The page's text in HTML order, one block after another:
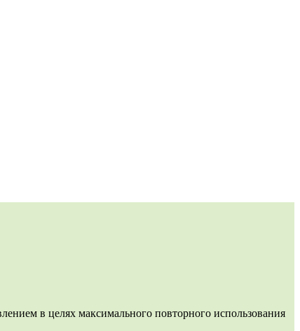
в целях максимального повторного использования